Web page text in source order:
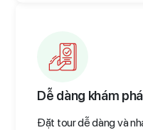
Dễ dàng khám phá
Đặt tour dễ dàng và